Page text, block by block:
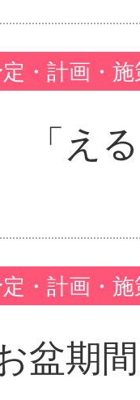
・計画・
「え
・計画・
盆期